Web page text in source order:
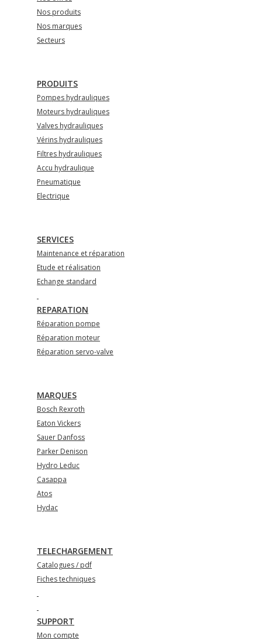
Nos produits
Nos marques
Secteurs
PRODUITS
Pompes hydrauliques
Moteurs hydrauliques
Valves hydrauliques
Vérins hydrauliques
Filtres hydrauliques
Accu hydraulique
Pneumatique
Electrique
SERVICES
Maintenance et réparation
Etude et réalisation
Echange standard
REPARATION
Réparation pompe
Réparation moteur
Réparation servo-valve
MARQUES
Bosch Rexroth
Eaton Vickers
Sauer Danfoss
Parker Denison
Hydro Leduc
Casappa
Atos
Hydac
TELECHARGEMENT
Catalogues / pdf
Fiches techniques
SUPPORT
Mon compte